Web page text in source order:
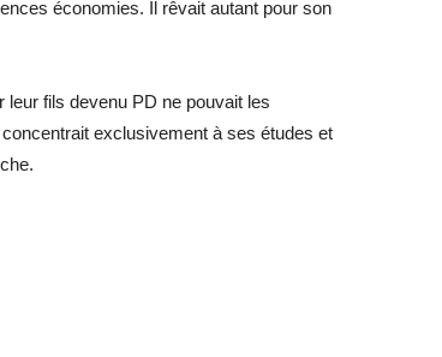
économies. Il rêvait autant pour son
leur fils devenu PD ne pouvait les
exclusivement à ses études et